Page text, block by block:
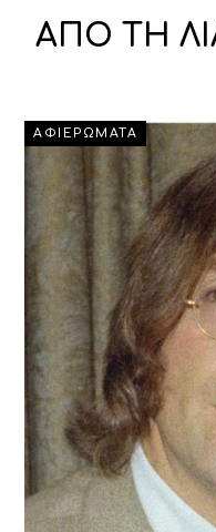
ΑΠΟ ΤΗ
ΑΦΙΕΡΩΜΑΤΑ